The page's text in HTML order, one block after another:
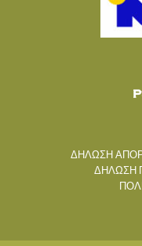
ΔΗΛΩΣΗ
ΔΗΛΩΣΗ